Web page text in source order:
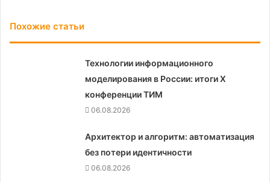
Похожие статьи
Технологии информационного
моделирования в России: итоги X
конференции ТИМ
06.08.2026
Архитектор и алгоритм: автоматизация
без потери идентичности
06.08.2026